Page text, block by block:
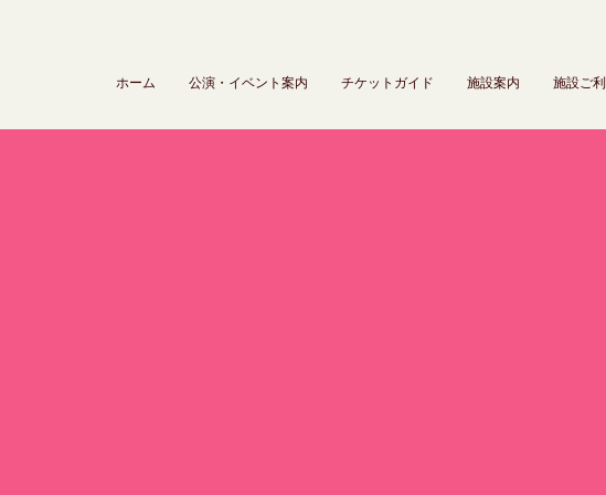
ホーム 公演・イベント案内 チケットガイド 施設案内 施設ご